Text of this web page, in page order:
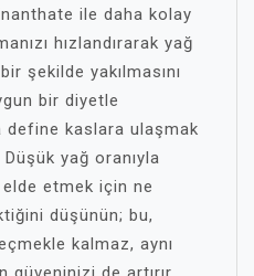
ile daha kolay
hızlandırarak yağ
şekilde yakılmasını
bir diyetle
define kaslara ulaşmak
yağ oranıyla
etmek için ne
düşünün; bu,
kalmaz, aynı